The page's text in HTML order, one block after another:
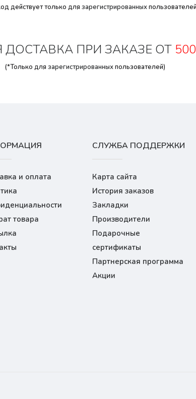
действует только для зарегистрированных
ДОСТАВКА ПРИ ЗАКАЗЕ ОТ
(*Только для зарегистрированныхпользователей)
и оплата
товара
СЛУЖБА ПОДДЕРЖКИ
Карта сайта
История заказов
Закладки
Производители
Подарочные
сертификаты
Партнерская программа
Акции